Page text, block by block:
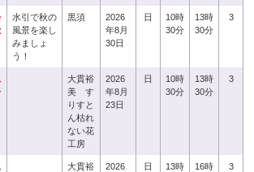
水引で秋の
風景を楽し
みましょ
う！
黒須
2026
年8月
30日
日
10時
30分
13時
30分
3
大貫裕
美 す
りすと
ん枯れ
ない花
工房
2026
年8月
23日
日
10時
30分
13時
30分
3
大貫裕
2026
日
13時
16時
3